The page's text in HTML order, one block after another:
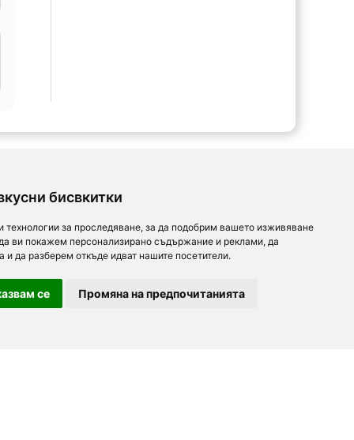
бисвкитки
технологии за проследяване, за да подобрим вашето изживяване
ви покажем персонализирано съдържание и реклами, да
и да разберем откъде идват нашите посетители.
се Промяна на предпочитанията